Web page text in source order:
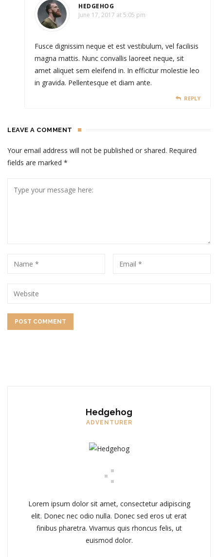
HEDGEHOG
June 17, 2017 at 5:05 pm
Fusce dignissim neque et est vestibulum, vel facilisis
magna mattis. Nunc convallis laoreet neque, sit
amet aliquet sem eleifend in. In efficitur molestie leo
in gravida. Pellentesque et diam ante.
REPLY
LEAVE A COMMENT
Your email address will not be published or shared. Required
fields are marked *
Hedgehog
ADVENTURER
Lorem ipsum dolor sit amet, consectetur adipiscing
elit. Donec nec odio nulla. Donec sed eros ut erat
finibus pharetra. Vivamus quis rhoncus felis, ut
euismod dolor.